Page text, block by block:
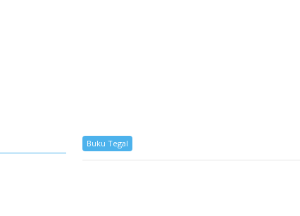
Buku Tegal